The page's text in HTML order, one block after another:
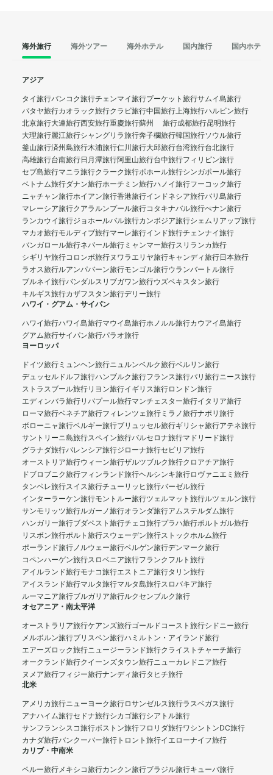
海外旅行 海外ツアー 海外ホテル 国内旅行 国内ホテル
アジア
タイ旅行バンコク旅行チェンマイ旅行プーケット旅行サムイ島旅行
パタヤ旅行カオラック旅行クラビ旅行中国旅行上海旅行ハルビン旅行
北京旅行大連旅行西安旅行重慶旅行蘇州 旅行成都旅行昆明旅行
大理旅行麗江旅行シャングリラ旅行奔子欄旅行韓国旅行ソウル旅行
釜山旅行済州島旅行木浦旅行仁川旅行大邱旅行台湾旅行台北旅行
高雄旅行台南旅行日月潭旅行阿里山旅行台中旅行フィリピン旅行
セブ島旅行マニラ旅行クラーク旅行ボホール旅行シンガポール旅行
ベトナム旅行ダナン旅行ホーチミン旅行ハノイ旅行フーコック旅行
ニャチャン旅行ホイアン旅行香港旅行インドネシア旅行バリ島旅行
マレーシア旅行クアラルンプール旅行コタキナバル旅行ぺナン旅行
ランカウイ旅行ジョホールバル旅行カンボジア旅行シェムリアップ旅行
マカオ旅行モルディブ旅行マーレ旅行インド旅行チェンナイ旅行
バンガロール旅行ネパール旅行 ミャンマー旅行スリランカ旅行
シギリヤ旅行コロンボ旅行ヌワラエリヤ旅行キャンディ旅行日本旅行
ラオス旅行ルアンパバーン旅行モンゴル旅行ウランバートル旅行
ブルネイ旅行バンダルスリブガワン旅行ウズベキスタン旅行
キルギス旅行カザフスタン旅行デリー旅行
ハワイ・グアム・サイパン
ハワイ旅行ハワイ島旅行マウイ島旅行ホノルル旅行カウアイ島旅行
グアム旅行サイパン旅行パラオ旅行
ヨーロッパ
ドイツ旅行 ミュンヘン旅行ニュルンベルク旅行ベルリン旅行
デュッセルドルフ旅行ハンブルク旅行フランス旅行パリ旅行ニース旅行
ストラスブール旅行リヨン旅行イギリス旅行ロンドン旅行
エディンバラ旅行リバプール旅行マンチェスター旅行イタリア旅行
ローマ旅行ベネチア旅行フィレンツェ旅行 ミラノ旅行ナポリ旅行
ボローニャ旅行ベルギー旅行ブリュッセル旅行ギリシャ旅行アテネ旅行
サントリーニ島旅行スペイン旅行バルセロナ旅行マドリード旅行
グラナダ旅行バレンシア旅行ジローナ旅行セビリア旅行
オーストリア旅行ウィーン旅行ザルツブルク旅行クロアチア旅行
ドブロブニク旅行フィンランド旅行ヘルシンキ旅行ロヴァニエミ旅行
タンペレ旅行スイス旅行チューリッヒ旅行バーゼル旅行
インターラーケン旅行モントルー旅行ツェルマット旅行ルツェルン旅行
サンモリッツ旅行ルガーノ旅行オランダ旅行アムステルダム旅行
ハンガリー旅行ブダペスト旅行チェコ旅行プラハ旅行ポルトガル旅行
リスボン旅行ポルト旅行スウェーデン旅行ストックホルム旅行
ポーランド旅行ノルウェー旅行ベルゲン旅行デンマーク旅行
コペンハーゲン旅行スロベニア旅行フランクフルト旅行
アイルランド旅行モナコ旅行エストニア旅行タリン旅行
アイスランド旅行マルタ旅行マルタ島旅行スロバキア旅行
ルーマニア旅行ブルガリア旅行ルクセンブルク旅行
オセアニア・南太平洋
オーストラリア旅行ケアンズ旅行ゴールドコースト旅行シドニー旅行
メルボルン旅行ブリスベン旅行ハミルトン・アイランド旅行
エアーズロック旅行ニュージーランド旅行クライストチャーチ旅行
オークランド旅行クイーンズタウン旅行ニューカレドニア旅行
ヌメア旅行フィジー旅行ナンディ旅行タヒチ旅行
北米
アメリカ旅行ニューヨーク旅行ロサンゼルス旅行ラスベガス旅行
アナハイム旅行セドナ旅行シカゴ旅行シアトル旅行
サンフランシスコ旅行ボストン旅行フロリダ旅行ワシントンDC旅行
カナダ旅行バンクーバー旅行 トロント旅行イエローナイフ旅行
カリブ・中南米
ペルー旅行メキシコ旅行カンクン旅行ブラジル旅行キューバ旅行